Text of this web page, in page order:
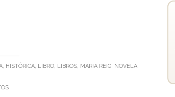
, HISTÓRICA, LIBRO, LIBROS, MARIA REIG, NOVELA,